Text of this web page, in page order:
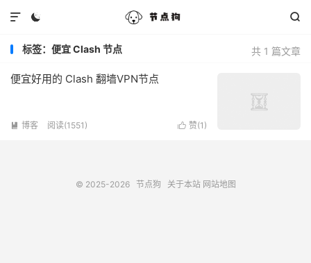
 

共 1 篇文章
标签：便宜 Clash 节点
便宜好用的 Clash 翻墙VPN节点
 赞(1 )
 博客 阅读(1551)
© 2025-2026 节点狗 关于本站 网站地图